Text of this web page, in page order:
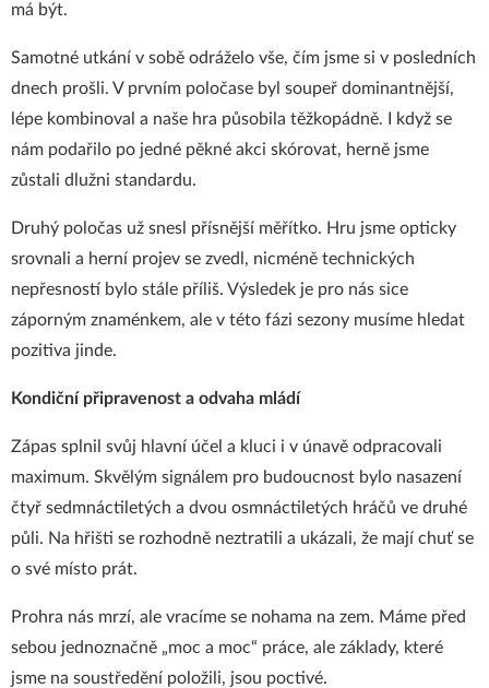
má být.
Samotné utkání v sobě odráželo vše, čím jsme si v posledních
dnech prošli. V prvním poločase byl soupeř dominantnější,
lépe kombinoval a naše hra působila těžkopádně. I když se
nám podařilo po jedné pěkné akci skórovat, herně jsme
zůstali dlužni standardu.
Druhý poločas už snesl přísnější měřítko. Hru jsme opticky
srovnali a herní projev se zvedl, nicméně technických
nepřesností bylo stále příliš. Výsledek je pro nás sice
záporným znaménkem, ale v této fázi sezony musíme hledat
pozitiva jinde.
Kondiční připravenost a odvaha mládí
Zápas splnil svůj hlavní účel a kluci i v únavě odpracovali
maximum. Skvělým signálem pro budoucnost bylo nasazení
čtyř sedmnáctiletých a dvou osmnáctiletých hráčů ve druhé
půli. Na hřišti se rozhodně neztratili a ukázali, že mají chuť se
o své místo prát.
Prohra nás mrzí, ale vracíme se nohama na zem. Máme před
sebou jednoznačně „moc a moc“ práce, ale základy, které
jsme na soustředění položili, jsou poctivé.